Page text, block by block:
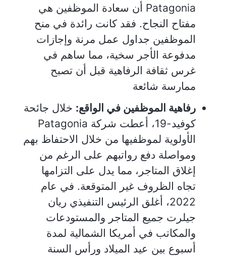
Patagonia أن سعادة الموظفين هي
مفتاح النجاح. فقد كانت رائدة في منح
الموظفين جداول عمل مرنة وإجازات
مدفوعة الأجر سخية، مما ساهم في
غرس ثقافة الرفاهية قبل أن تصبح
ممارسة شائعة
رفاهية الموظفين في الواقع: خلال جائحة
كوفيد-19، أعطت شركة Patagonia
الأولوية لموظفيها من خلال الاحتفاظ بهم
ومواصلة دفع رواتبهم على الرغم من
إغلاق المتاجر، مما يدل على التزامها
تجاه الظروف غير المتوقعة. في عام
2022، أغلق الرئيس التنفيذي ريان
جيلرت جميع المتاجر والمستودعات
والمكاتب في أمريكا الشمالية لمدة
أسبوع بين عيد الميلاد ورأس السنة